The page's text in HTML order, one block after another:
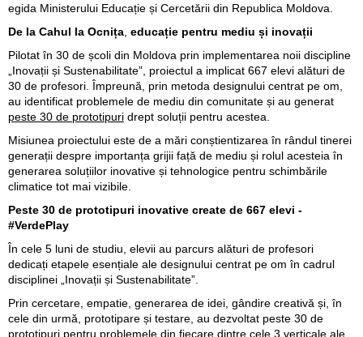
egida Ministerului Educație și Cercetării din Republica Moldova.
De la Cahul la Ocnița educație pentru mediu și inovații
Pilotat în 30 de școli din Moldova prin implementarea noii discipline
„Inovații și Sustenabilitate”, proiectul a implicat 667 elevi alături de
30 de profesori. Împreună, prin metoda designului centrat pe om,
au identificat problemele de mediu din comunitate și au generat
peste 30 de prototipuri drept soluții pentru acestea.
Misiunea proiectului este de a mări conștientizarea în rândul tinerei
generații despre importanța grijii față de mediu și rolul acesteia în
generarea soluțiilor inovative și tehnologice pentru schimbările
climatice tot mai vizibile.
Peste 30 de prototipuri inovative create de 667 elevi -
#VerdePlay
În cele 5 luni de studiu, elevii au parcurs alături de profesori
dedicați etapele esențiale ale designului centrat pe om în cadrul
disciplinei „Inovații și Sustenabilitate”.
Prin cercetare, empatie, generarea de idei, gândire creativă și, în
cele din urmă, prototipare și testare, au dezvoltat peste 30 de
prototipuri pentru problemele din fiecare dintre cele 3 verticale ale